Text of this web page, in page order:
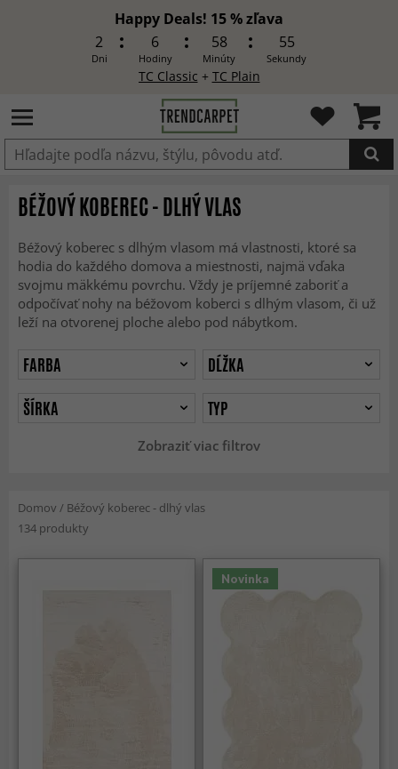
Happy Deals! 15 % zľava
2
Dni
6
Hodiny
58
Minúty
53
Sekundy
TC Classic + TC Plain
Produkt bol pridaný do košíka
BÉŽOVÝ KOBEREC - DLHÝ VLAS
Béžový koberec s dlhým vlasom má vlastnosti, ktoré sa
hodia do každého domova a miestnosti, najmä vďaka
svojmu mäkkému povrchu. Vždy je príjemné zaboriť a
odpočívať nohy na béžovom koberci s dlhým vlasom, či už
leží na otvorenej ploche alebo pod nábytkom.
Zobraziť viac filtrov
FARBA
DĹŽKA
ŠÍRKA
TYP
Domov / Béžový koberec - dlhý vlas
134 produkty
Novinka